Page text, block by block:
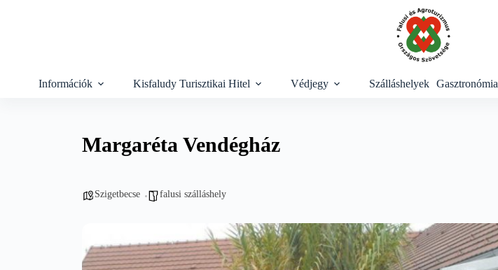
Információk Kisfaludy Turisztikai Hitel Védjegy Szálláshelyek Gasztronómia
Margaréta Vendégház
Szigetbecse falusi szálláshely